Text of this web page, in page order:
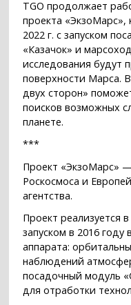
TGO продолжает
проекта
2022 г. с запуском
«Казачок» и
исследования будут
поверхности Марса.
двух сторон»
поисков возможных
планете.
***
Проект «ЭкзоМарс»
Роскосмоса и
агентства.
Проект реализуется
запуском в 2016 году
аппарата:
наблюдений
посадочный модуль
для отработки